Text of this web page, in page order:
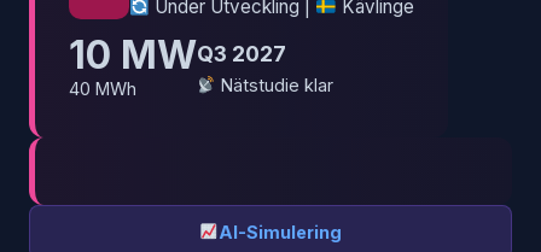
Under Utveckling | Kävlinge
10 MW
40 MWh
Q3 2027
Nätstudie klar
AI-Simulering